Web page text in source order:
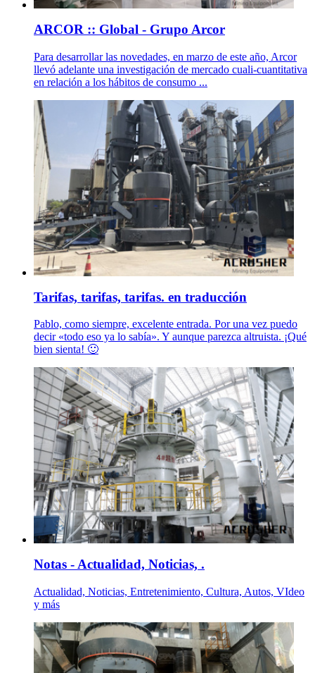
ARCOR :: Global - Grupo Arcor
Para desarrollar las novedades, en marzo de este año, Arcor
llevó adelante una investigación de mercado cuali-cuantitativa
en relación a los hábitos de consumo ...
Tarifas, tarifas, tarifas. en traducción
Pablo, como siempre, excelente entrada. Por una vez puedo
decir «todo eso ya lo sabía». Y aunque parezca altruista. ¡Qué
bien sienta! 🙂
Notas - Actualidad, Noticias, .
Actualidad, Noticias, Entretenimiento, Cultura, Autos, VIdeo
y más